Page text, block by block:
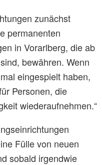
zunächst
permanenten
in Vorarlberg, die ab
bewähren. Wenn
eingespielt haben,
Personen, die
wiederaufnehmen.“
Fülle von neuen
sobald irgendwie